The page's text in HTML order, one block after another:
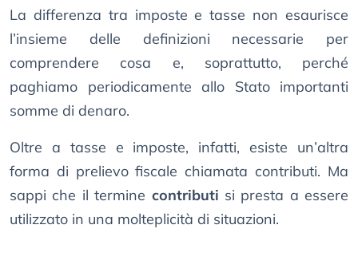
La differenza tra imposte e tasse non esaurisce
l’insieme delle definizioni necessarie per
comprendere cosa e, soprattutto, perché
paghiamo periodicamente allo Stato importanti
somme di denaro.
Oltre a tasse e imposte, infatti, esiste un’altra
forma di prelievo fiscale chiamata contributi. Ma
sappi che il termine contributi si presta a essere
utilizzato in una molteplicità di situazioni.